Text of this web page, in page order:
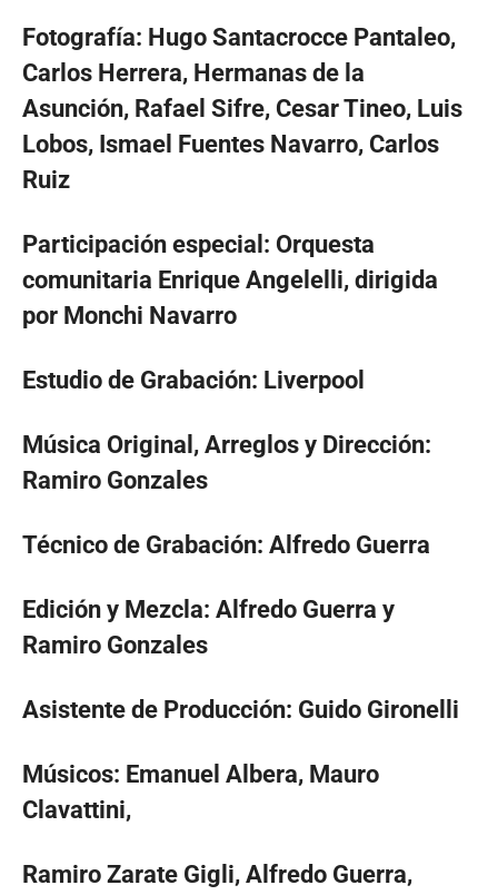
Fotografía: Hugo Santacrocce Pantaleo,
Carlos Herrera, Hermanas de la
Asunción, Rafael Sifre, Cesar Tineo, Luis
Lobos, Ismael Fuentes Navarro, Carlos
Ruiz
Participación especial: Orquesta
comunitaria Enrique Angelelli, dirigida
por Monchi Navarro
Estudio de Grabación: Liverpool
Música Original, Arreglos y Dirección:
Ramiro Gonzales
Técnico de Grabación: Alfredo Guerra
Edición y Mezcla: Alfredo Guerra y
Ramiro Gonzales
Asistente de Producción: Guido Gironelli
Músicos: Emanuel Albera, Mauro
Clavattini,
Ramiro Zarate Gigli, Alfredo Guerra,